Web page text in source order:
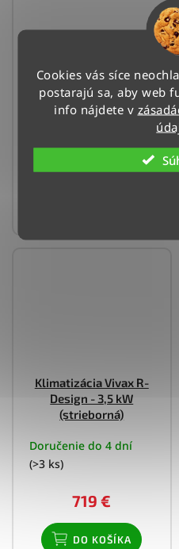
Cookies vás síce
postarajú sa, aby web
info nájdete v
Doručenie do 4 dní
(>3 ks)
Klimatizácia Vivax R-
Design - 3,5 kW
(strieborná)
Doručenie do 4 dní
(>3 ks)
719 €
DO KOŠÍKA